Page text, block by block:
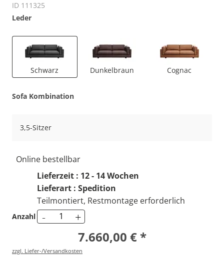
ID 111325
Leder
Schwarz Dunkelbraun Cognac
Sofa Kombination
3,5-Sitzer
Online bestellbar
Lieferzeit : 12 - 14 Wochen
Lieferart : Spedition
Teilmontiert, Restmontage erforderlich
Anzahl - +
7.660,00 € *
zzgl. Liefer-/Versandkosten